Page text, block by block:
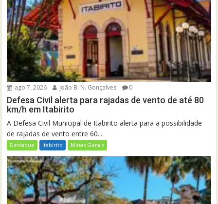
ago 7, 2026 João B. N. Gonçalves 0
Defesa Civil alerta para rajadas de vento de até 80
km/h em Itabirito
A Defesa Civil Municipal de Itabirito alerta para a possibilidade
de rajadas de vento entre 60...
Destaque Itabirito Minas Gerais